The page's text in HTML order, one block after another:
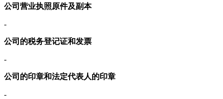
公司营业执照原件及副本
-
公司的税务登记证和发票
-
公司的印章和法定代表人的印章
-